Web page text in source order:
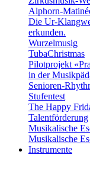
Alphorn-
Die Ur-
erkunden.
Wurzelmusig
TubaChristmas
Pilotprojekt
in der
Senioren-
Stufentest
The Happy
Talentförderung
Musikalische
Musikalische
Instrumente